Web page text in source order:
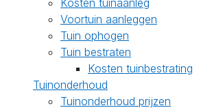
Kosten tuinaanleg
Voortuin aanleggen
Tuin ophogen
Tuin bestraten
Kosten tuinbestrating
Tuinonderhoud
Tuinonderhoud prijzen